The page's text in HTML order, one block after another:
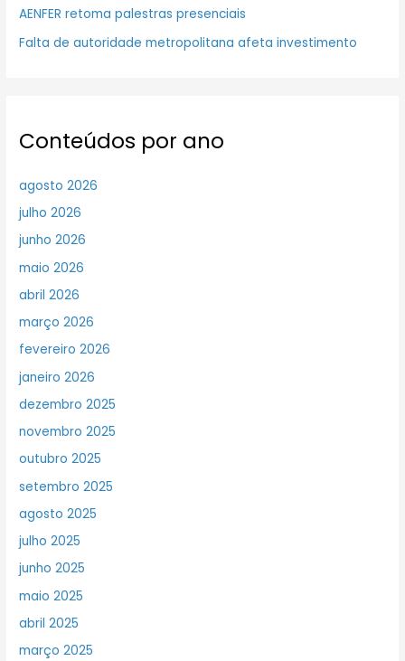
AENFER retoma palestras presenciais
Falta de autoridade metropolitana afeta investimento
Conteúdos por ano
agosto 2026
julho 2026
junho 2026
maio 2026
abril 2026
março 2026
fevereiro 2026
janeiro 2026
dezembro 2025
novembro 2025
outubro 2025
setembro 2025
agosto 2025
julho 2025
junho 2025
maio 2025
abril 2025
março 2025